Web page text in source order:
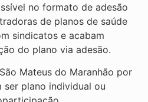
no formato de adesão
de planos de saúde
sindicatos e acabam
do plano via adesão.
Mateus do Maranhão por
ser plano individual ou